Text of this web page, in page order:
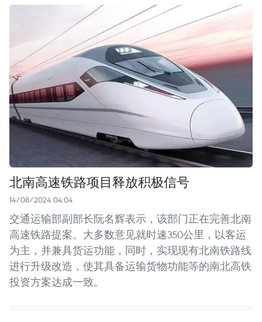
北南高速铁路项目释放积极信号
14/08/2024 04:04
交通运输部副部长阮名辉表示，该部门正在完善北南
高速铁路提案。大多数意见就时速350公里，以客运
为主，并兼具货运功能，同时，实现现有北南铁路线
进行升级改造，使其具备运输货物功能等的南北高铁
投资方案达成一致。